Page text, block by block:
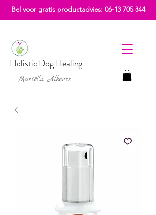
Holistic Dog Healing
Mariëlla Alberts
Bel voor gratis productadvies: 06-13 705 844